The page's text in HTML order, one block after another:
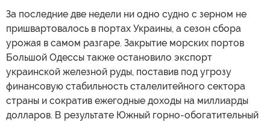
За последние две недели ни одно судно с зерном не
пришвартовалось в портах Украины, а сезон сбора
урожая в самом разгаре. Закрытие морских портов
Большой Одессы также остановило экспорт
украинской железной руды, поставив под угрозу
финансовую стабильность сталелитейного сектора
страны и сократив ежегодные доходы на миллиарды
долларов. В результате Южный горно-обогатительный